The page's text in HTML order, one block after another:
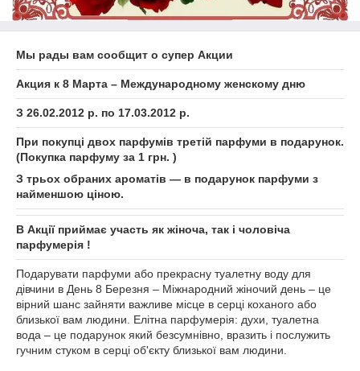
Мы рады вам сообщит о супер Акции
Акция к 8 Марта – Международному женскому дню
З 26.02.2012 р. по 17.03.2012 р.
При покупці двох парфумів третій парфуми в подарунок.
(Покупка парфуму за 1 грн. )
З трьох обраних ароматів — в подарунок парфуми з
найменшою ціною.
В Акції приймає участь як жіноча, так і чоловіча
парфумерія !
Подарувати парфуми або прекрасну туалетну воду для
дівчини в День 8 Березня – Міжнародний жіночий день – це
вірний шанс зайняти важливе місце в серці коханого або
близької вам людини. Елітна парфумерія: духи, туалетна
вода – це подарунок який безсумнівно, вразить і послужить
гучним стуком в серці об'єкту близької вам людини.